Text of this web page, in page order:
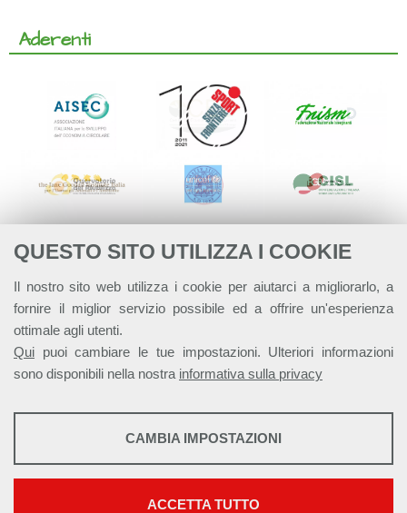
QUESTO SITO UTILIZZA I COOKIE
Il nostro sito web utilizza i cookie per aiutarci a migliorarlo, a
fornire il miglior servizio possibile ed a offrire un'esperienza
ottimale agli utenti.
Qui puoi cambiare le tue impostazioni. Ulteriori informazioni
sono disponibili nella nostra informativa sulla privacy
STATISTICHE
Mostra maggiori informazioni
CAMBIA IMPOSTAZIONI
ACCETTA TUTTO
Aderenti
Alleanza Italiana per lo Sviluppo Sostenibile - ASviS